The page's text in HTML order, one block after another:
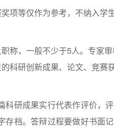
项等仅作为参考，不纳入学
称，一般不少于5人。专家
科研创新成果、论文、竞赛
研成果实行代表作评价，
档。答辩过程要做好书面